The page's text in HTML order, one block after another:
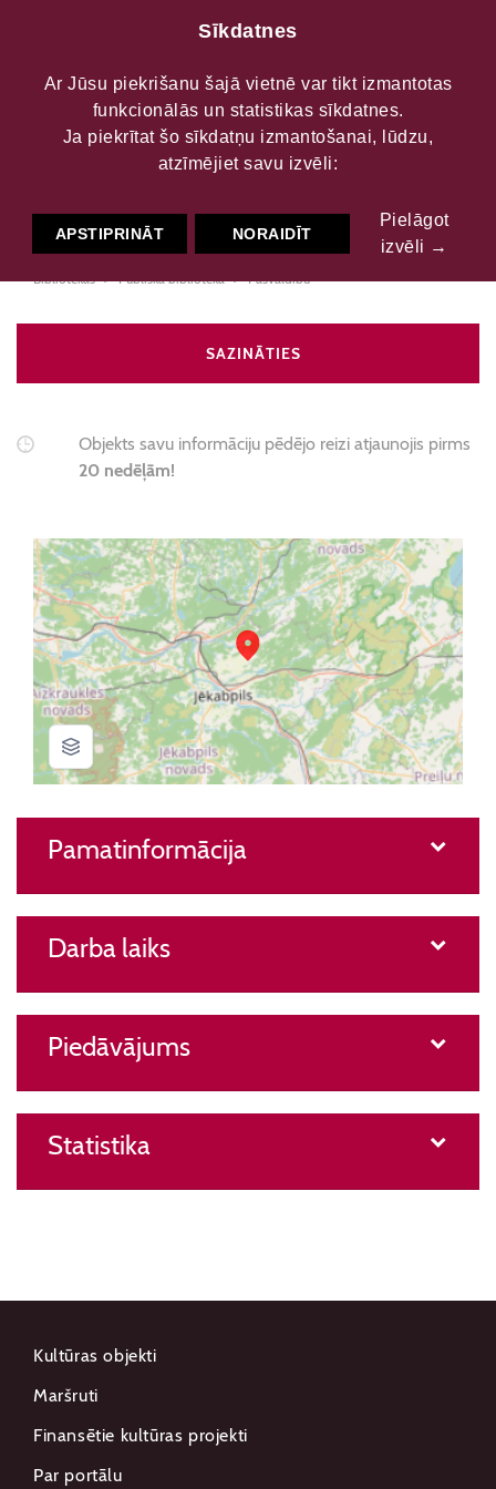
Jēkabpils novada Variešu
bibliotēka
Bibliotēkas Publiskā bibliotēka Pašvaldību
SAZINĀTIES
Objekts savu informāciju pēdējo reizi atjaunojis pirms
20 nedēļām!
Pamatinformācija
Darba laiks
Piedāvājums
Statistika
Kultūras objekti
Maršruti
Finansētie kultūras projekti
Par portālu
Sīkdatnes
Ar Jūsu piekrišanu šajā vietnē var tikt izmantotas
funkcionālās un statistikas sīkdatnes.
Ja piekrītat šo sīkdatņu izmantošanai, lūdzu,
atzīmējiet savu izvēli:
APSTIPRINĀT NORAIDĪT
Pielāgot
izvēli →